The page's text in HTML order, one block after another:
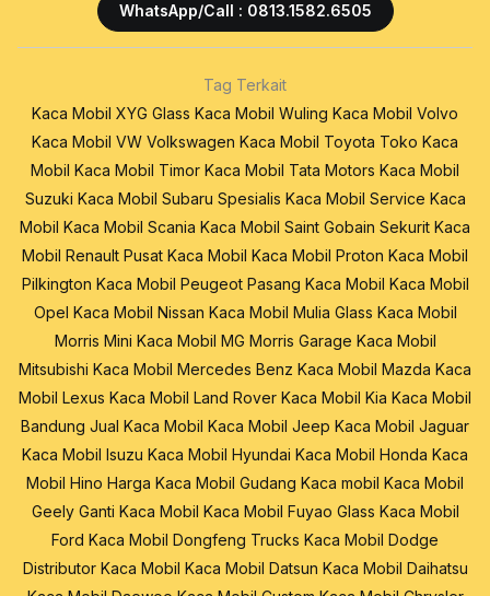
WhatsApp/Call : 0813.1582.6505
Tag Terkait
Kaca Mobil XYG Glass Kaca Mobil Wuling Kaca Mobil Volvo
Kaca Mobil VW Volkswagen Kaca Mobil Toyota Toko Kaca
Mobil Kaca Mobil Timor Kaca Mobil Tata Motors Kaca Mobil
Suzuki Kaca Mobil Subaru Spesialis Kaca Mobil Service Kaca
Mobil Kaca Mobil Scania Kaca Mobil Saint Gobain Sekurit Kaca
Mobil Renault Pusat Kaca Mobil Kaca Mobil Proton Kaca Mobil
Pilkington Kaca Mobil Peugeot Pasang Kaca Mobil Kaca Mobil
Opel Kaca Mobil Nissan Kaca Mobil Mulia Glass Kaca Mobil
Morris Mini Kaca Mobil MG Morris Garage Kaca Mobil
Mitsubishi Kaca Mobil Mercedes Benz Kaca Mobil Mazda Kaca
Mobil Lexus Kaca Mobil Land Rover Kaca Mobil Kia Kaca Mobil
Bandung Jual Kaca Mobil Kaca Mobil Jeep Kaca Mobil Jaguar
Kaca Mobil Isuzu Kaca Mobil Hyundai Kaca Mobil Honda Kaca
Mobil Hino Harga Kaca Mobil Gudang Kaca mobil Kaca Mobil
Geely Ganti Kaca Mobil Kaca Mobil Fuyao Glass Kaca Mobil
Ford Kaca Mobil Dongfeng Trucks Kaca Mobil Dodge
Distributor Kaca Mobil Kaca Mobil Datsun Kaca Mobil Daihatsu